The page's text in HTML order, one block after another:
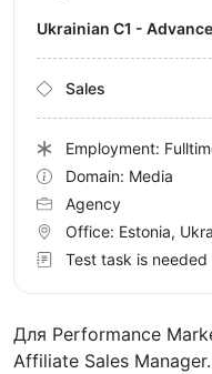
Для Performance
Affiliate Sales Manager.
Ukrainian C1 -
Sales
Employment:
Domain: Media
Agency
Office: Estonia,
Test task is needed